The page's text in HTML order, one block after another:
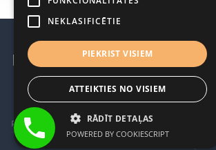
PRIVĀTUMA POLITIKA VISPĀRĒJIE
NEKLASIFICĒTIE
PIEKRIST VISIEM
ATTEIKTIES NO VISIEM
RĀDĪT DETAĻAS
POWERED BY COOKIESCRIPT